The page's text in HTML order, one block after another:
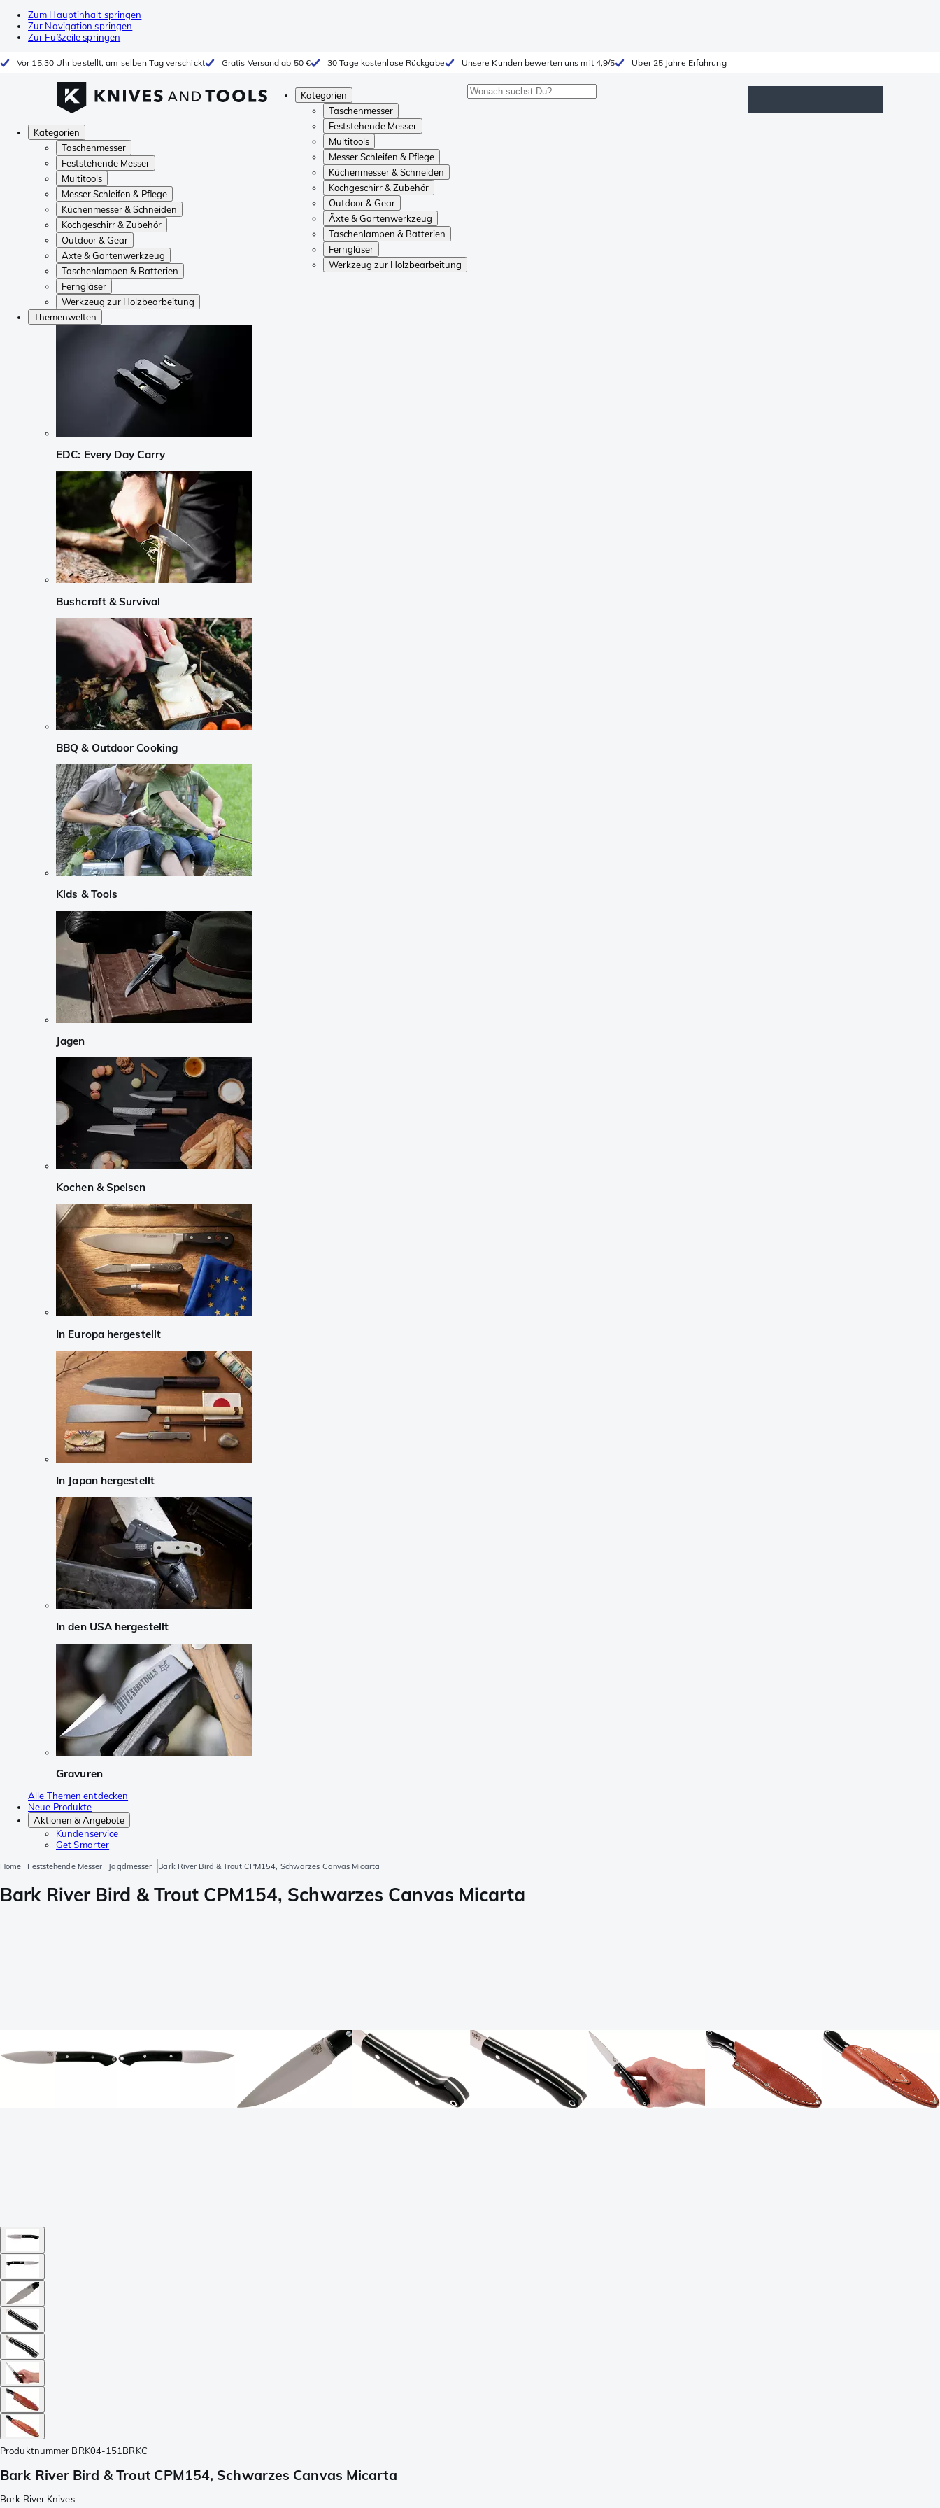
Zum Hauptinhalt springen
Zur Navigation springen
Zur Fußzeile springen
Vor 15.30 Uhr bestellt, am selben Tag verschickt Gratis Versand ab 50 € 30 Tage kostenlose Rückgabe Unsere Kunden bewerten uns mit 4,9/5 Über 25 Jahre Erfahrung
Kategorien
Taschenmesser
Feststehende Messer
Multitools
Messer Schleifen & Pflege
Küchenmesser & Schneiden
Kochgeschirr & Zubehör
Outdoor & Gear
Äxte & Gartenwerkzeug
Taschenlampen & Batterien
Ferngläser
Werkzeug zur Holzbearbeitung
Kategorien
Taschenmesser
Feststehende Messer
Multitools
Messer Schleifen & Pflege
Küchenmesser & Schneiden
Kochgeschirr & Zubehör
Outdoor & Gear
Äxte & Gartenwerkzeug
Taschenlampen & Batterien
Ferngläser
Werkzeug zur Holzbearbeitung
Themenwelten
EDC: Every Day Carry
Bushcraft & Survival
BBQ & Outdoor Cooking
Kids & Tools
Jagen
Kochen & Speisen
In Europa hergestellt
In Japan hergestellt
In den USA hergestellt
Gravuren
Alle Themen entdecken
Neue Produkte
Aktionen & Angebote
Kundenservice
Get Smarter
Home Feststehende Messer Jagdmesser Bark River Bird & Trout CPM154, Schwarzes Canvas Micarta
Bark River Bird & Trout CPM154, Schwarzes Canvas Micarta
Produktnummer BRK04-151BRKC
Bark River Bird & Trout CPM154, Schwarzes Canvas Micarta
Bark River Knives